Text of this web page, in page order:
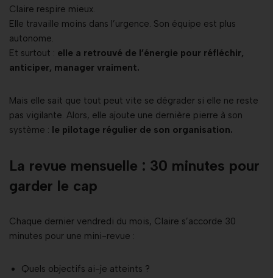
Claire respire mieux.
Elle travaille moins dans l’urgence. Son équipe est plus
autonome.
Et surtout : elle a retrouvé de l’énergie pour réfléchir,
anticiper, manager vraiment.
Mais elle sait que tout peut vite se dégrader si elle ne reste
pas vigilante. Alors, elle ajoute une dernière pierre à son
système : le pilotage régulier de son organisation.
La revue mensuelle : 30 minutes pour
garder le cap
Chaque dernier vendredi du mois, Claire s’accorde 30
minutes pour une mini-revue :
Quels objectifs ai-je atteints ?